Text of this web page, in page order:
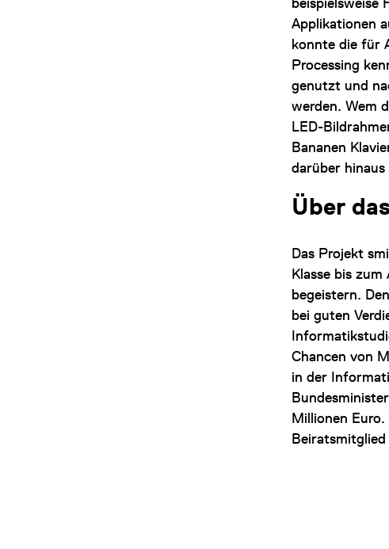
Applikationen
konnte die für
Processing
genutzt und
werden. Wem
LED-
Bananen
darüber
Über das
Das Projekt
Klasse bis
begeistern.
bei guten
Chancen von
in der
Millionen